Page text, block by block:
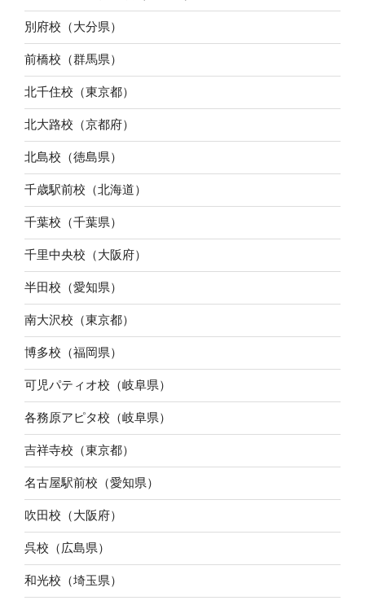
別府校（大分県）
前橋校（群馬県）
北千住校（東京都）
北大路校（京都府）
北島校（徳島県）
千歳駅前校（北海道）
千葉校（千葉県）
千里中央校（大阪府）
半田校（愛知県）
南大沢校（東京都）
博多校（福岡県）
可児パティオ校（岐阜県）
各務原アピタ校（岐阜県）
吉祥寺校（東京都）
名古屋駅前校（愛知県）
吹田校（大阪府）
呉校（広島県）
和光校（埼玉県）